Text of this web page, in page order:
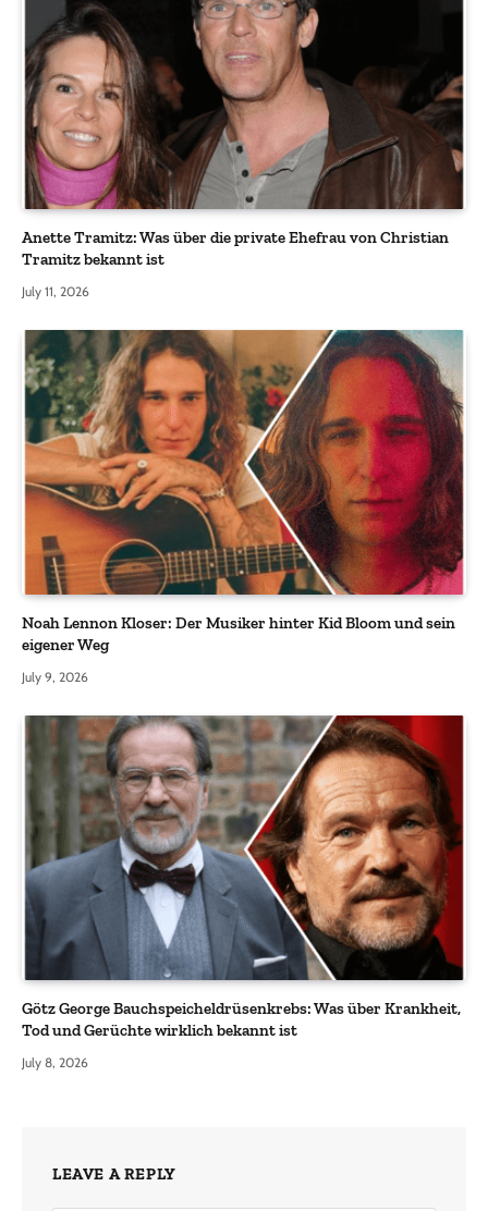
Anette Tramitz: Was über die private Ehefrau von Christian
Tramitz bekannt ist
July 11, 2026
Noah Lennon Kloser: Der Musiker hinter Kid Bloom und sein
eigener Weg
July 9, 2026
Götz George Bauchspeicheldrüsenkrebs: Was über Krankheit,
Tod und Gerüchte wirklich bekannt ist
July 8, 2026
LEAVE A REPLY